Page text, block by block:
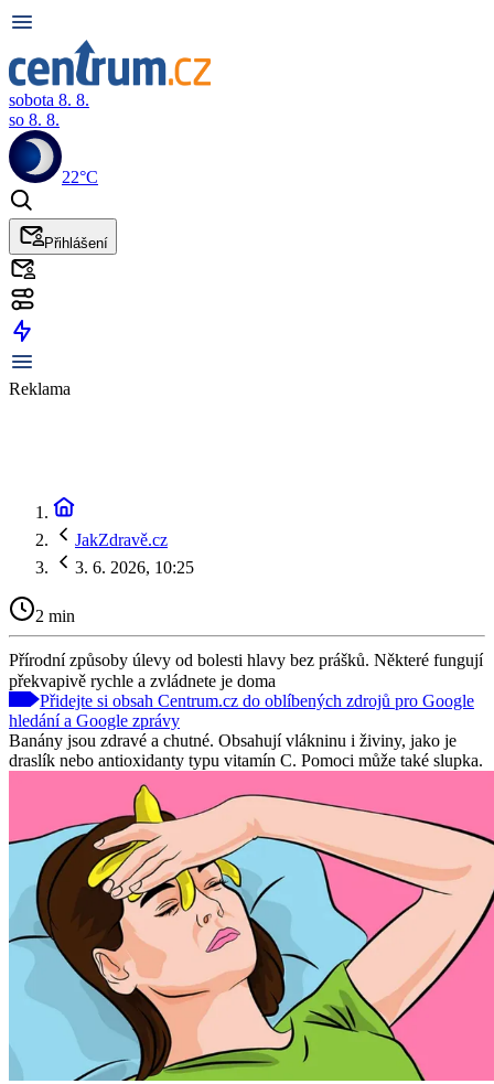
sobota 8. 8.
so 8. 8.
22°C
Přihlášení
Reklama
JakZdravě.cz
3. 6. 2026, 10:25
2 min
Přírodní způsoby úlevy od bolesti hlavy bez prášků. Některé fungují
překvapivě rychle a zvládnete je doma
Přidejte si obsah Centrum.cz do oblíbených zdrojů pro Google
hledání a Google zprávy
Banány jsou zdravé a chutné. Obsahují vlákninu i živiny, jako je
draslík nebo antioxidanty typu vitamín C. Pomoci může také slupka.